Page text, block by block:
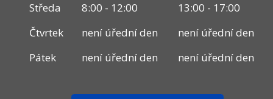
Středa
8:00 - 12:00
13:00 - 17:00
Čtvrtek
není úřední den
není úřední den
Pátek
není úřední den není úřední den